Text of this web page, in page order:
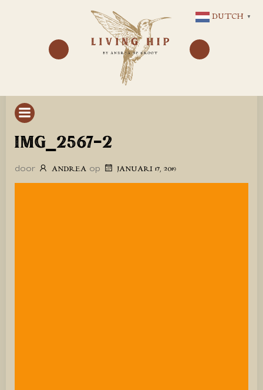
NAAR
DE
INHOUD
IMG_2567-2
door ANDREA op JANUARI 17, 2019
DUTCH ▼